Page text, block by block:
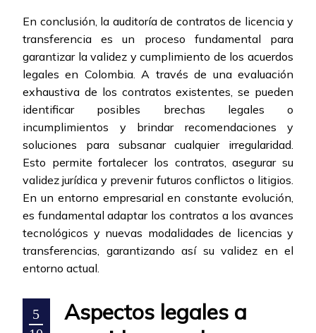
En conclusión, la auditoría de contratos de licencia y
transferencia es un proceso fundamental para
garantizar la validez y cumplimiento de los acuerdos
legales en Colombia. A través de una evaluación
exhaustiva de los contratos existentes, se pueden
identificar posibles brechas legales o
incumplimientos y brindar recomendaciones y
soluciones para subsanar cualquier irregularidad.
Esto permite fortalecer los contratos, asegurar su
validez jurídica y prevenir futuros conflictos o litigios.
En un entorno empresarial en constante evolución,
es fundamental adaptar los contratos a los avances
tecnológicos y nuevas modalidades de licencias y
transferencias, garantizando así su validez en el
entorno actual.
5
Aspectos legales a